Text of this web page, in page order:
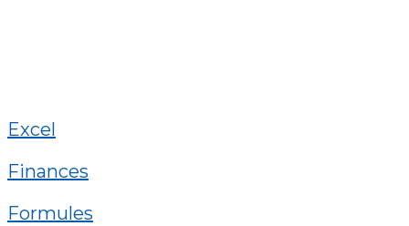
Excel
Finances
Formules